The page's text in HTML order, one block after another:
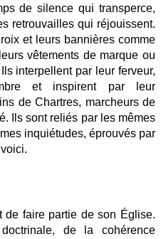
de silence qui transperce,
retrouvailles qui réjouissent.
et leurs bannières comme
vêtements de marque ou
interpellent par leur ferveur,
et inspirent par leur
de Chartres, marcheurs de
Ils sont reliés par les mêmes
inquiétudes, éprouvés par
de faire partie de son Église.
de la cohérence